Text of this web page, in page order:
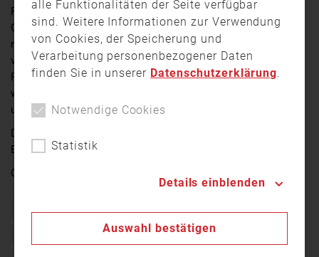
Rettungskräfte aus ihrem Haus retten, die anderen
Gebäude waren unbewohnt. Personen wurden demnach
nicht verletzt. Die Dachstühle brannten jedoch
vollständig nieder. Den Sachschaden schätzt die
Polizei auf mehrere hunderttausend Euro. Im Einsatz
waren laut Polizeibericht etwa 135 Einsatzkräfte aller
umliegenden Feuerwehren.
Die Kriminalpolizei Amberg hat die Ermittlungen zur
Brandursache aufgenommen.
Quelle:
Freiwillige Feuerwehr
alle Funktionalitäten der Seite verfügbar
sind. Weitere Informationen zur Verwendung
von Cookies, der Speicherung und
Verarbeitung personenbezogener Daten
finden Sie in unserer Datenschutzerklärung.
Notwendige Cookies
Statistik
Details einblenden
Auswahl bestätigen